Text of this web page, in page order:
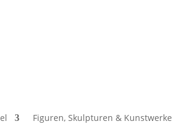
Figuren, Skulpturen & Kunstwerke